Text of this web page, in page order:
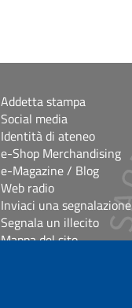
Addetta stampa
Social media
Identità di ateneo
e-Shop Merchandising
e-Magazine / Blog
Web radio
Inviaci una segnalazione
Segnala un illecito
Mappa del sito